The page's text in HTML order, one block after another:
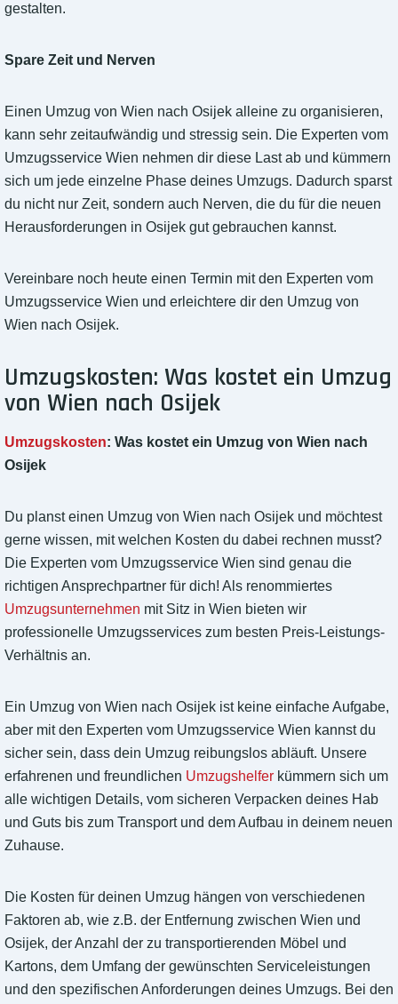
gestalten.
Spare Zeit und Nerven
Einen Umzug von Wien nach Osijek alleine zu organisieren,
kann sehr zeitaufwändig und stressig sein. Die Experten vom
Umzugsservice Wien nehmen dir diese Last ab und kümmern
sich um jede einzelne Phase deines Umzugs. Dadurch sparst
du nicht nur Zeit, sondern auch Nerven, die du für die neuen
Herausforderungen in Osijek gut gebrauchen kannst.
Vereinbare noch heute einen Termin mit den Experten vom
Umzugsservice Wien und erleichtere dir den Umzug von
Wien nach Osijek.
Umzugskosten: Was kostet ein Umzug
von Wien nach Osijek
Umzugskosten: Was kostet ein Umzug von Wien nach
Osijek
Du planst einen Umzug von Wien nach Osijek und möchtest
gerne wissen, mit welchen Kosten du dabei rechnen musst?
Die Experten vom Umzugsservice Wien sind genau die
richtigen Ansprechpartner für dich! Als renommiertes
Umzugsunternehmen mit Sitz in Wien bieten wir
professionelle Umzugsservices zum besten Preis-Leistungs-
Verhältnis an.
Ein Umzug von Wien nach Osijek ist keine einfache Aufgabe,
aber mit den Experten vom Umzugsservice Wien kannst du
sicher sein, dass dein Umzug reibungslos abläuft. Unsere
erfahrenen und freundlichen Umzugshelfer kümmern sich um
alle wichtigen Details, vom sicheren Verpacken deines Hab
und Guts bis zum Transport und dem Aufbau in deinem neuen
Zuhause.
Die Kosten für deinen Umzug hängen von verschiedenen
Faktoren ab, wie z.B. der Entfernung zwischen Wien und
Osijek, der Anzahl der zu transportierenden Möbel und
Kartons, dem Umfang der gewünschten Serviceleistungen
und den spezifischen Anforderungen deines Umzugs. Bei den